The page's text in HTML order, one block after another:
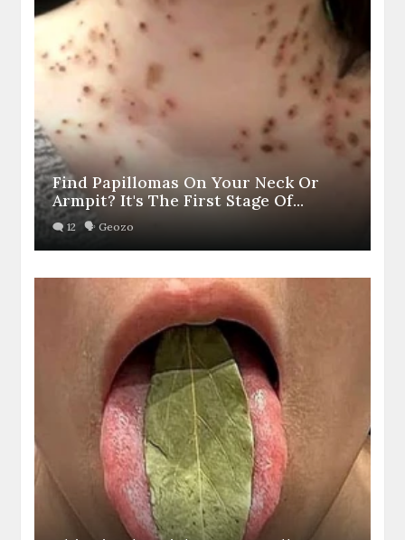
Find Papillomas On Your Neck Or
Armpit? It's The First Stage Of...